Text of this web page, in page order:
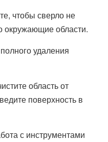
чтобы сверло не
окружающие области.
удаления
область от
поверхность в
с инструментами